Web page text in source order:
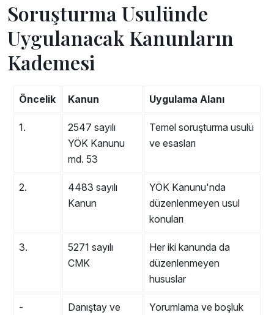
Soruşturma Usulünde
Uygulanacak Kanunların
Kademesi
Öncelik Kanun Uygulama Alanı
1.
2547 sayılı
YÖK Kanunu
md. 53
Temel soruşturma usulü
ve esasları
2.
4483 sayılı
Kanun
YÖK Kanunu'nda
düzenlenmeyen usul
konuları
3.
5271 sayılı
CMK
Her iki kanunda da
düzenlenmeyen
hususlar
-
Danıştay ve
Yorumlama ve boşluk